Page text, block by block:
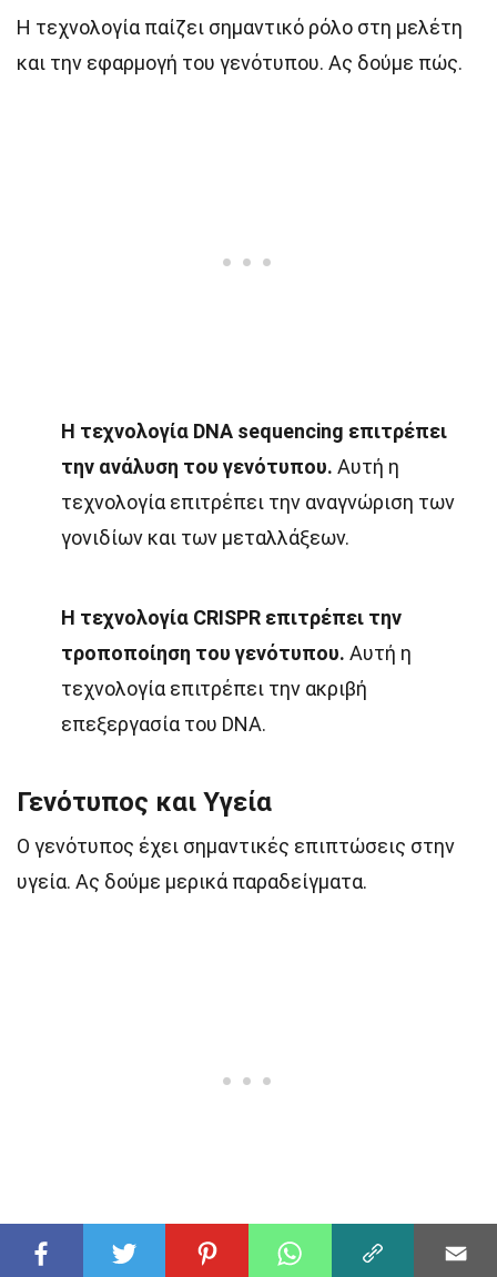
Η τεχνολογία παίζει σημαντικό ρόλο στη μελέτη
και την εφαρμογή του γενότυπου. Ας δούμε πώς.
Η τεχνολογία DNA sequencing επιτρέπει
την ανάλυση του γενότυπου. Αυτή η
τεχνολογία επιτρέπει την αναγνώριση των
γονιδίων και των μεταλλάξεων.
Η τεχνολογία CRISPR επιτρέπει την
τροποποίηση του γενότυπου. Αυτή η
τεχνολογία επιτρέπει την ακριβή
επεξεργασία του DNA.
Γενότυπος και Υγεία
Ο γενότυπος έχει σημαντικές επιπτώσεις στην
υγεία. Ας δούμε μερικά παραδείγματα.
Ο γενότυπος μπορεί να επηρεάσει την